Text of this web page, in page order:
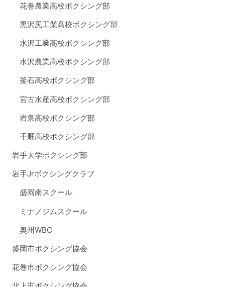
花巻農業高校ボクシング部
黒沢尻工業高校ボクシング部
水沢工業高校ボクシング部
水沢農業高校ボクシング部
釜石高校ボクシング部
宮古水産高校ボクシング部
岩泉高校ボクシング部
千厩高校ボクシング部
岩手大学ボクシング部
岩手Jrボクシングクラブ
盛岡南スクール
ミナノジムスクール
奥州WBC
盛岡市ボクシング協会
花巻市ボクシング協会